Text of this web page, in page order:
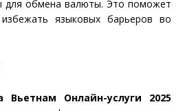
для обмена валюты. Это поможет
языковых барьеров во
Вьетнам Онлайн-услуги 2025